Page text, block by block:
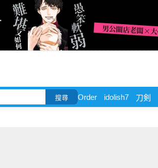
搜尋 Order idolish7 刀剣